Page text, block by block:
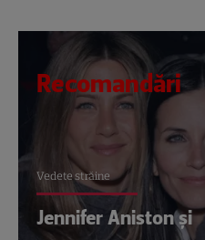
Recomandări
Vedete străine
Jennifer Aniston și